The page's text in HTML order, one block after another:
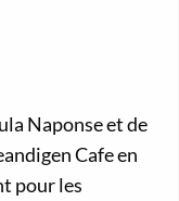
Naponse et de
Cafe en
pour les